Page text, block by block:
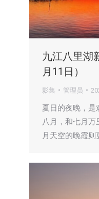
九江八里湖
月11日）
影集 管理员
夏日的夜晚，是
八月，和七月万
月天空的晚霞则